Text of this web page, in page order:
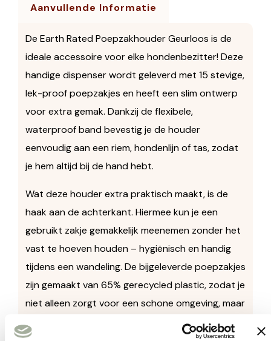
Aanvullende Informatie
De Earth Rated Poepzakhouder Geurloos is de
ideale accessoire voor elke hondenbezitter! Deze
handige dispenser wordt geleverd met 15 stevige,
lek-proof poepzakjes en heeft een slim ontwerp
voor extra gemak. Dankzij de flexibele,
waterproof band bevestig je de houder
eenvoudig aan een riem, hondenlijn of tas, zodat
je hem altijd bij de hand hebt.
Wat deze houder extra praktisch maakt, is de
haak aan de achterkant. Hiermee kun je een
gebruikt zakje gemakkelijk meenemen zonder het
vast te hoeven houden – hygiënisch en handig
tijdens een wandeling. De bijgeleverde poepzakjes
zijn gemaakt van 65% gerecycled plastic, zodat je
niet alleen zorgt voor een schone omgeving, maar
ook bijdraagt aan een beter milieu.